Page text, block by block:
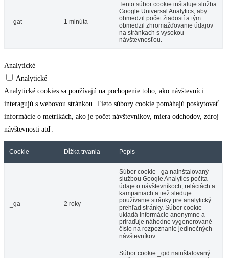
_gat 1 minúta
Tento súbor cookie inštaluje služba
Google Universal Analytics, aby
obmedzil počet žiadostí a tým
obmedzil zhromažďovanie údajov
na stránkach s vysokou
návštevnosťou.
Analytické
Analytické
Analytické cookies sa používajú na pochopenie toho, ako návštevníci
interagujú s webovou stránkou. Tieto súbory cookie pomáhajú poskytovať
informácie o metrikách, ako je počet návštevníkov, miera odchodov, zdroj
návštevnosti atď.
Cookie Dĺžka trvania Popis
_ga 2 roky
Súbor cookie _ga nainštalovaný
službou Google Analytics počíta
údaje o návštevníkoch, reláciách a
kampaniach a tiež sleduje
používanie stránky pre analytický
prehľad stránky. Súbor cookie
ukladá informácie anonymne a
priraďuje náhodne vygenerované
číslo na rozpoznanie jedinečných
návštevníkov.
Súbor cookie _gid nainštalovaný